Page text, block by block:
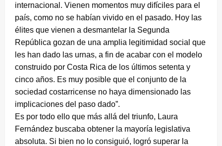
internacional. Vienen momentos muy difíciles para el
país, como no se habían vivido en el pasado. Hoy las
élites que vienen a desmantelar la Segunda
República gozan de una amplia legitimidad social que
les han dado las urnas, a fin de acabar con el modelo
construido por Costa Rica de los últimos setenta y
cinco años. Es muy posible que el conjunto de la
sociedad costarricense no haya dimensionado las
implicaciones del paso dado”.
Es por todo ello que más allá del triunfo, Laura
Fernández buscaba obtener la mayoría legislativa
absoluta. Si bien no lo consiguió, logró superar la